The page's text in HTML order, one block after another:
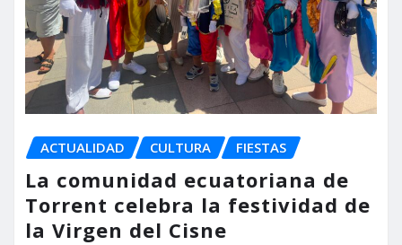
ACTUALIDAD CULTURA FIESTAS
La comunidad ecuatoriana de
Torrent celebra la festividad de
la Virgen del Cisne